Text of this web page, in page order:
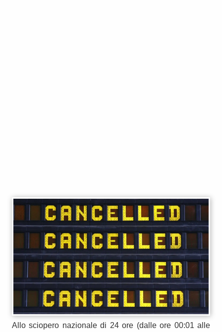
Allo sciopero nazionale di 24 ore (dalle ore 00:01 alle